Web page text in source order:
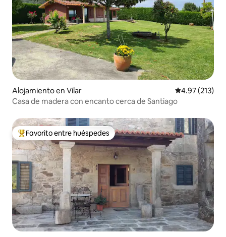
Alojamiento en Vilar Calificación
4.97 (213)
Casa de madera con encanto cerca de Santiago
Favorito entre huéspedes preferido
Favorito entre huéspedes